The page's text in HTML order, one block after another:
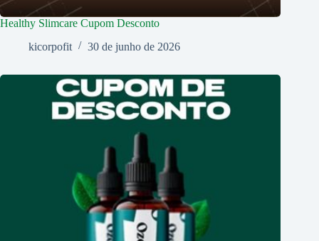
Healthy Slimcare Cupom Desconto
kicorpofit
30 de junho de 2026